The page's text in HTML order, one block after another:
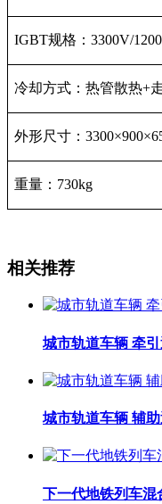
IGBT规格：3300V/
冷却方式：热管散热+
外形尺寸：
重量：730kg
相关推荐
城市轨道车辆 牵
城市轨道车辆 辅
下一代地铁列车混